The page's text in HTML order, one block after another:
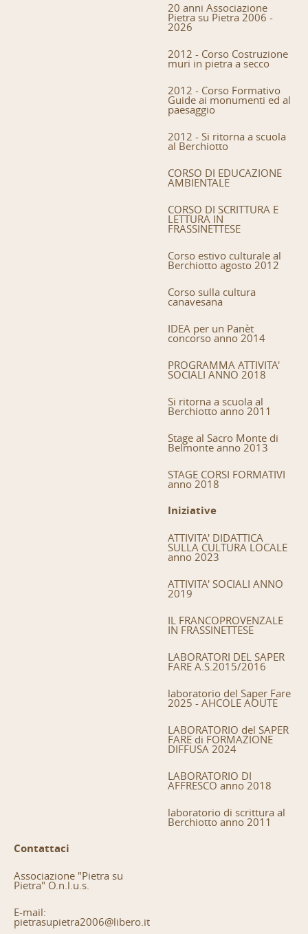
20 anni Associazione
Pietra su Pietra 2006 -
2026
2012 - Corso Costruzione
muri in pietra a secco
2012 - Corso Formativo
Guide ai monumenti ed al
paesaggio
2012 - Si ritorna a scuola
al Berchiotto
CORSO DI EDUCAZIONE
AMBIENTALE
CORSO DI SCRITTURA E
LETTURA IN
FRASSINETTESE
Corso estivo culturale al
Berchiotto agosto 2012
Corso sulla cultura
canavesana
IDEA per un Panèt
concorso anno 2014
PROGRAMMA ATTIVITA'
SOCIALI ANNO 2018
Si ritorna a scuola al
Berchiotto anno 2011
Stage al Sacro Monte di
Belmonte anno 2013
STAGE CORSI FORMATIVI
anno 2018
Iniziative
ATTIVITA' DIDATTICA
SULLA CULTURA LOCALE
anno 2023
ATTIVITA' SOCIALI ANNO
2019
IL FRANCOPROVENZALE
IN FRASSINETTESE
LABORATORI DEL SAPER
FARE A.S.2015/2016
laboratorio del Saper Fare
2025 - AHCOLE AOUTE
LABORATORIO del SAPER
FARE di FORMAZIONE
DIFFUSA 2024
LABORATORIO DI
AFFRESCO anno 2018
laboratorio di scrittura al
Berchiotto anno 2011
Contattaci
Associazione "Pietra su
Pietra" O.n.l.u.s.
E-mail:
pietrasupietra2006@libero.it